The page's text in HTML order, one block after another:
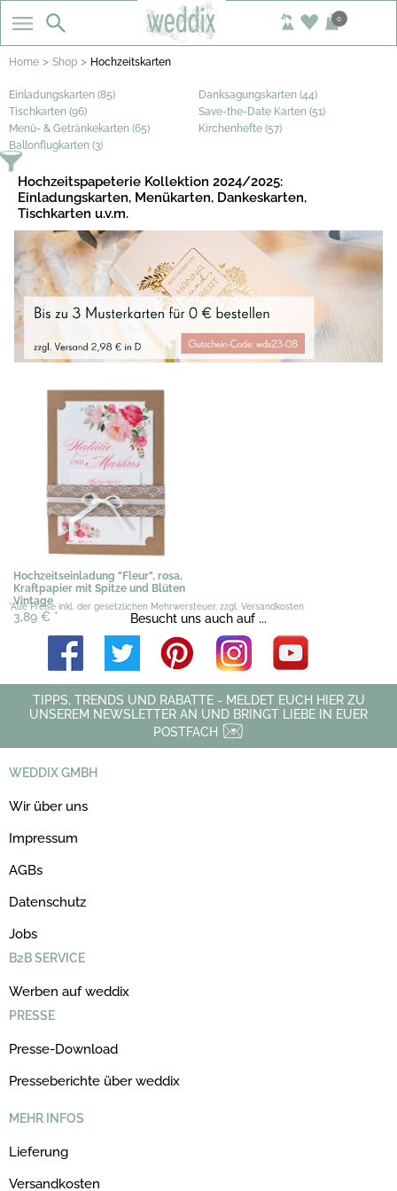
0
Home > Shop > Hochzeitskarten
Einladungskarten (85)
Danksagungskarten (44)
Tischkarten (96)
Save-the-Date Karten (51)
Menü- & Getränkekarten (65)
Kirchenhefte (57)
Ballonflugkarten (3)
Hochzeitspapeterie Kollektion 2024/2025:
Einladungskarten, Menükarten, Dankeskarten,
Tischkarten u.v.m.
Hochzeitseinladung "Fleur", rosa,
Kraftpapier mit Spitze und Blüten
Vintage
3,89 € *
*Alle Preise inkl. der gesetzlichen Mehrwersteuer, zzgl. Versandkosten
Besucht uns auch auf ...
TIPPS, TRENDS UND RABATTE - MELDET EUCH HIER ZU
UNSEREM NEWSLETTER AN UND BRINGT LIEBE IN EUER
POSTFACH
WEDDIX GMBH
Wir über uns
Impressum
AGBs
Datenschutz
Jobs
B2B SERVICE
Werben auf weddix
PRESSE
Presse-Download
Presseberichte über weddix
MEHR INFOS
Lieferung
Versandkosten